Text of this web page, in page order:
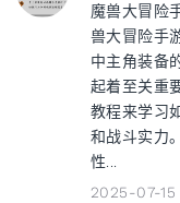
魔兽大冒险
兽大冒险手
中主角装备
起着至关重
教程来学习
和战斗实力
性...
2025-07-15